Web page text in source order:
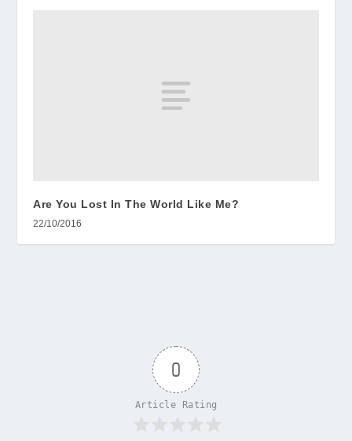
Are You Lost In The World Like Me?
22/10/2016
0
Article Rating